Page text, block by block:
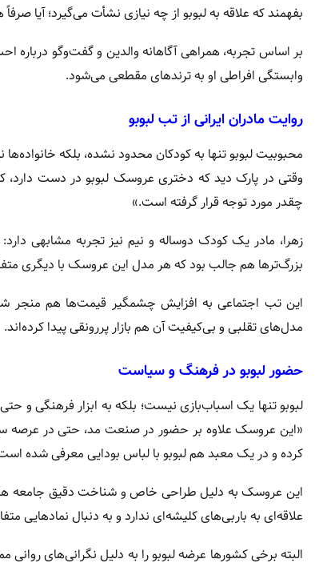
بفهمند که علاقه به لبوبو از چه نیازی نشأت می‌گیرد؛
بر اساس تجربه، همراهی آگاهانه والدین و گفت‌وگو درباره
وابستگی افراطی او به ترندهای مقطعی می‌شود.
روایت مادران ایرانی از تب لبوبو
وقتی در پارک دید که دختری عروسک لبوبو در دست
چقدر مورد توجه قرار گرفته است.»
زهرا، مادر یک کودک دوساله و نیم نیز تجربه
بزرگ‌ترها هم جالب بود که هر مدل این عروسک با دیگری
مدل‌های تقلبی و بی‌کیفیت آن هم بازار پررونقی پیدا کرده‌اند.
حضور لبوبو در فرهنگ و سیاست
لبوبو تنها یک اسباب‌بازی نیست؛ بلکه به ابزار فرهنگی و
«این عروسک علاوه بر حضور در صنعت مد، حتی در عرصه
کرده و در یک معبد هم لبوبو با لباس بودایی معرفی شده
علاقه‌ای به باربی‌های کلیشه‌ای ندارد و به دنبال نمادهایی
البته برخی کشورها عرضه لبوبو را به دلیل نگرانی‌های